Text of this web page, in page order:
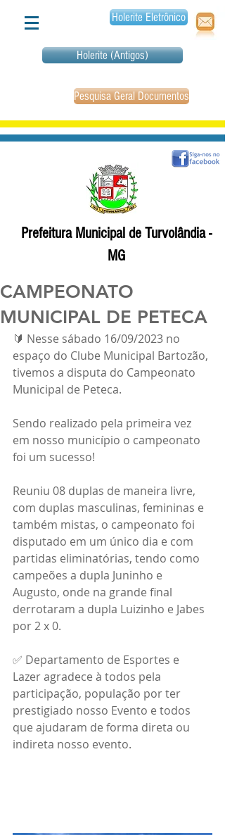
Holerite Eletrônico
Holerite (Antigos)
Pesquisa Geral Documentos
Prefeitura Municipal de Turvolândia -
MG
CAMPEONATO
MUNICIPAL DE PETECA
🔰 Nesse sábado 16/09/2023 no
espaço do Clube Municipal Bartozão,
tivemos a disputa do Campeonato
Municipal de Peteca.
Sendo realizado pela primeira vez
em nosso município o campeonato
foi um sucesso!
Reuniu 08 duplas de maneira livre,
com duplas masculinas, femininas e
também mistas, o campeonato foi
disputado em um único dia e com
partidas eliminatórias, tendo como
campeões a dupla Juninho e
Augusto, onde na grande final
derrotaram a dupla Luizinho e Jabes
por 2 x 0.
✅ Departamento de Esportes e
Lazer agradece à todos pela
participação, população por ter
prestigiado nosso Evento e todos
que ajudaram de forma direta ou
indireta nosso evento.